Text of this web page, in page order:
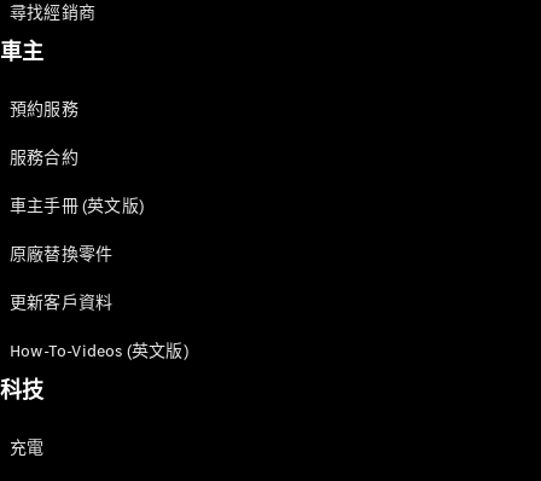
All Coupés
AMG GT
Coupé
Mercedes-
AMG GT 4
Door
開篷跑車 / 跑車
尋找經銷商
車主
預約服務
服務合約
車主手冊 (英文版)
原廠替換零件
更新客戶資料
How-To-Videos (英文版)
科技
充電